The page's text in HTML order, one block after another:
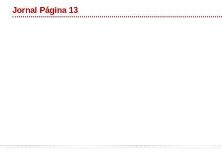
Jornal Página 13